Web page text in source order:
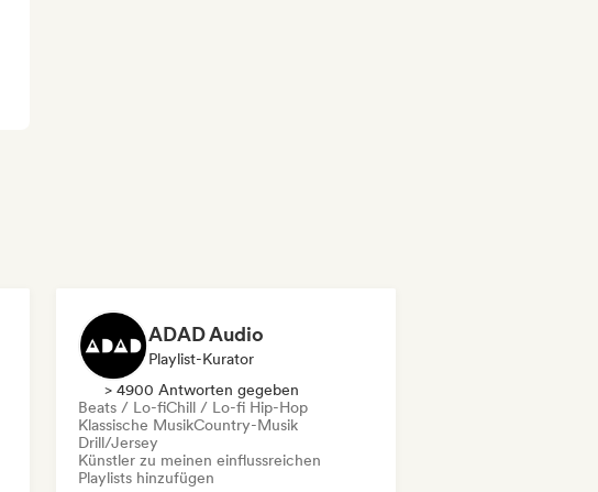
ADAD Audio
Playlist-Kurator
> 4900 Antworten gegeben
Beats / Lo-fiChill / Lo-fi Hip-Hop
Klassische MusikCountry-Musik
Drill/Jersey
Künstler zu meinen einflussreichen
Playlists hinzufügen